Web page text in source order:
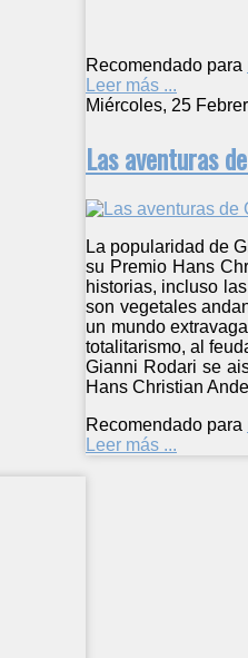
Recomendado para
Leer más ...
Miércoles, 25
Las aventuras
La popularidad de
su Premio Hans
historias, incluso
son vegetales
un mundo
totalitarismo, al
Gianni Rodari se
Hans Christian
Recomendado para
Leer más ...